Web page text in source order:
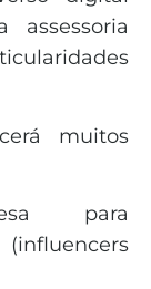
muitos
para